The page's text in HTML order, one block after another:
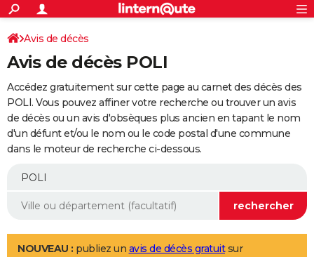
ACTUALITÉS
Politique
Société
Faits Divers
Education
Monde
Villes
+
SPORT
Coupe du monde 2026
Football
Tennis
Cyclisme
Rugby
Forum
Programme TV
TNT
Streaming
Cinéma
Sorties cinéma
Musique
+
FINANCE
Retraite
Impôts
Epargne
Immobilier
Risques naturels par ville
Banque
Assurance
Crédit
AUTO
Essais
Réserver un essai
Citadines
Berlines
SUV
Forum auto
+
Mobiles
Meilleur smartphone
Internet
Ordinateurs
Jeux vidéo
Guide high-tech
Aménagement intérieur
LIFESTYLE
Avis de décès
Avis de décès POLI
Accédez gratuitement sur cette page au carnet des décès des
POLI. Vous pouvez affiner votre recherche ou trouver un avis
de décès ou un avis d'obsèques plus ancien en tapant le nom
d'un défunt et/ou le nom ou le code postal d'une commune
dans le moteur de recherche ci-dessous.
NOUVEAU : publiez un avis de décès gratuitsur